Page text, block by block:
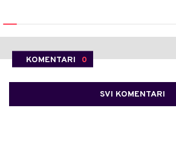
KOMENTARI 0
SVI KOMENTARI